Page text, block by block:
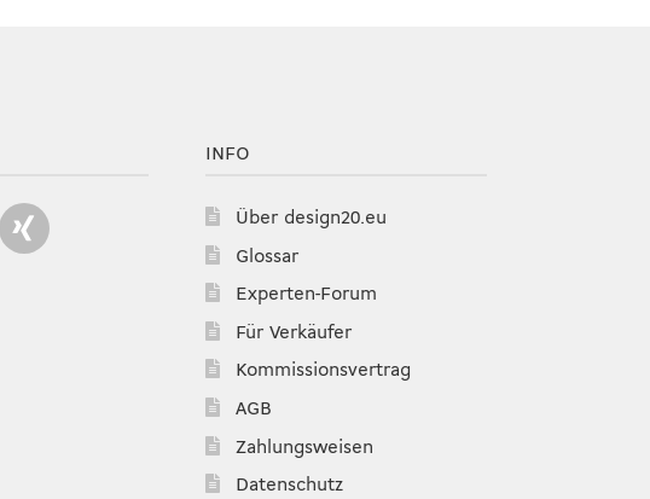
INFO
Über design20.eu
Glossar
Experten-Forum
Für Verkäufer
Kommissionsvertrag
AGB
Zahlungsweisen
Datenschutz